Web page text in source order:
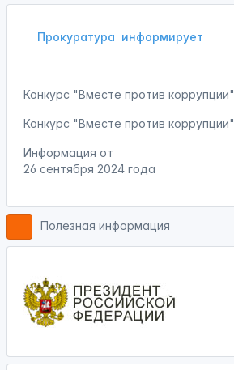
Прокуратура информирует
Конкурс "Вместе против коррупции"
Конкурс "Вместе против коррупции"
Информация от
26 сентября 2024 года
Полезная информация